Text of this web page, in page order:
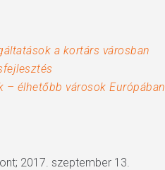
a kortárs városban
– élhetőbb városok Európában
2017. szeptember 13.